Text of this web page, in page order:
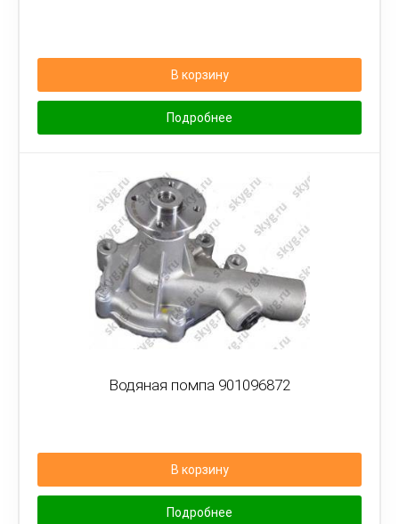
В корзину
Подробнее
Водяная помпа 901096872
В корзину
Подробнее